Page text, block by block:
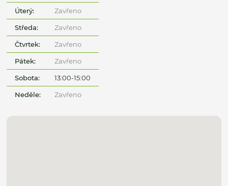
Úterý: Zavřeno
Středa: Zavřeno
Čtvrtek: Zavřeno
Pátek: Zavřeno
Sobota: 13:00-15:00
Neděle: Zavřeno